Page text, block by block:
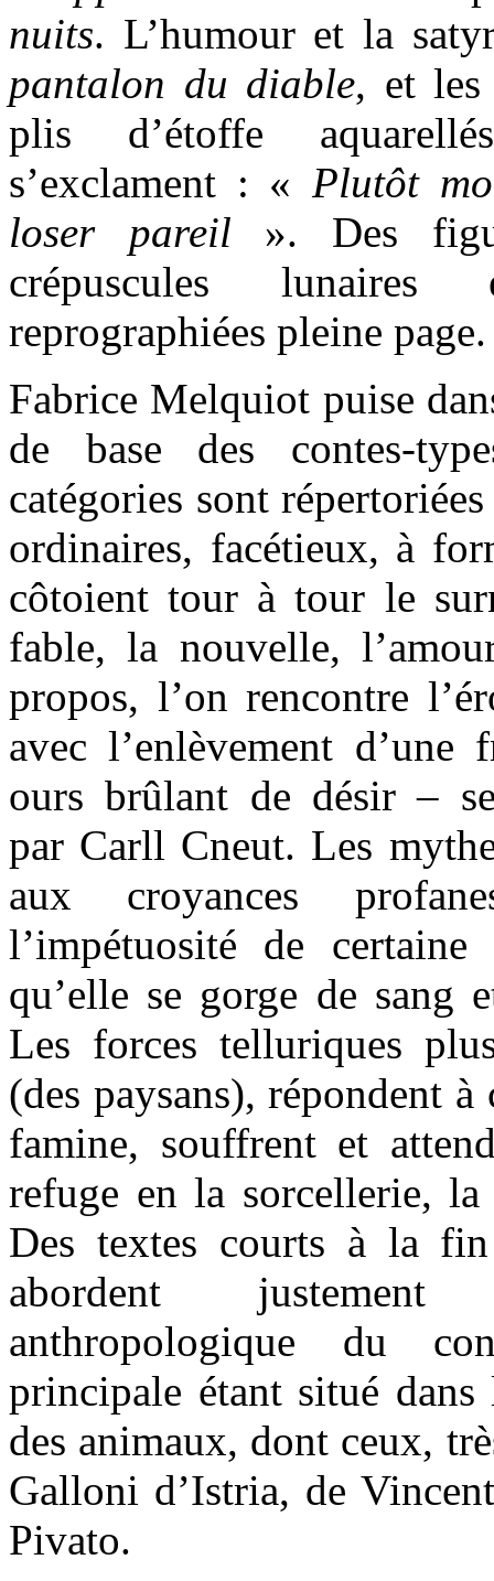
nuits. L’humour et la
pantalon du diable, et
plis d’étoffe
s’exclament : «Plutôt
loser pareil ». Des
crépuscules
reprographiées pleine page.
Fabrice Melquiot puise
de base des contes-
catégories sont
ordinaires, facétieux, à
côtoient tour à tour le
fable, la nouvelle,
propos, l’on rencontre
avec l’enlèvement
ours brûlant de désir –
par Carll Cneut. Les
aux croyances
l’impétuosité de
qu’elle se gorge de sang
Les forces telluriques
(des paysans), répondent
famine, souffrent et
refuge en la sorcellerie,
Des textes courts à la
abordent
anthropologique du
principale étant situé dans
des animaux, dont ceux,
Galloni d’Istria, de
Pivato.